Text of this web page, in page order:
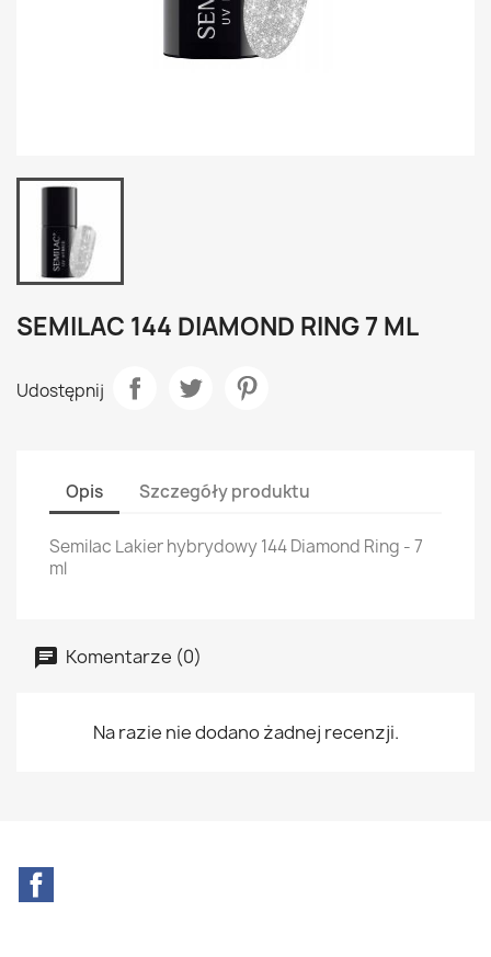
SEMILAC 144 DIAMOND RING 7 ML
Udostępnij
Opis Szczegóły produktu
Semilac Lakier hybrydowy 144 Diamond Ring - 7
ml
Komentarze (0)
Na razie nie dodano żadnej recenzji.